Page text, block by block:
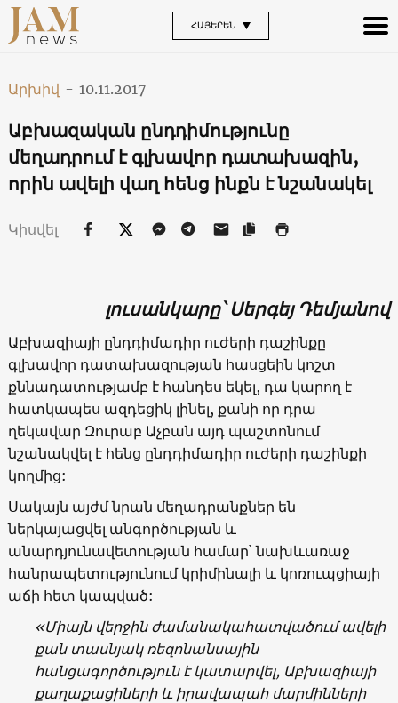
ՀԱՅԵՐԵՆ
Արխիվ - 10.11.2017
Աբխազական ընդդիմությունը
մեղադրում է գլխավոր դատախազին,
որին ավելի վաղ հենց ինքն է նշանակել
Կիսվել
լուսանկարը՝ Սերգեյ Դեմյանով
Աբխազիայի ընդդիմադիր ուժերի դաշինքը
գլխավոր դատախազության հասցեին կոշտ
քննադատությամբ է հանդես եկել, դա կարող է
հատկապես ազդեցիկ լինել, քանի որ դրա
ղեկավար Զուրաբ Աչբան այդ պաշտոնում
նշանակվել է հենց ընդդիմադիր ուժերի դաշինքի
կողմից:
Սակայն այժմ նրան մեղադրանքներ են
ներկայացվել անգործության և
անարդյունավետության համար՝ նախևառաջ
հանրապետությունում կրիմինալի և կոռուպցիայի
աճի հետ կապված:
«Միայն վերջին ժամանակահատվածում ավելի
քան տասնյակ ռեզոնանսային
հանցագործություն է կատարվել, Աբխազիայի
քաղաքացիների և իրավապահ մարմինների